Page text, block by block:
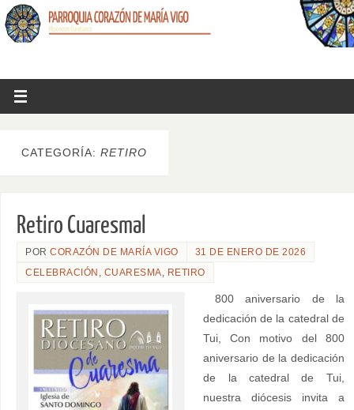
CATEGORÍA: RETIRO
Retiro Cuaresmal
PORCORAZÓN DE MARÍA VIGO
31 DE ENERO DE 2026
CELEBRACIÓN
CUARESMA RETIRO
800 aniversario de la
dedicación de la catedral de
Tui, Con motivo del 800
aniversario de la dedicación
de la catedral de Tui,
nuestra diócesis invita a